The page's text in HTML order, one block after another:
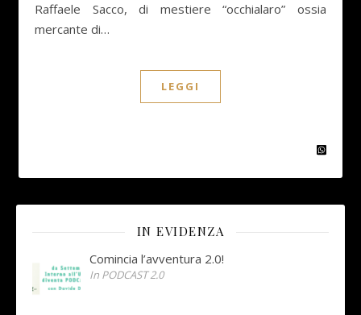
Raffaele Sacco, di mestiere “occhialaro” ossia
mercante di…
LEGGI
IN EVIDENZA
Comincia l’avventura 2.0!
In PODCAST 2.0